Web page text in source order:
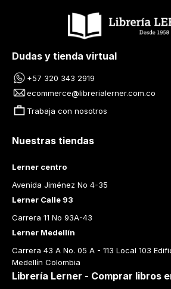
Dudas y tienda virtual
+57 320 343 2919
ecommerce@librerialerner.com.co
Trabaja con nosotros
Nuestras tiendas
Lerner centro
Avenida Jiménez No 4-35
Lerner Calle 93
Carrera 11 No 93A-43
Lerner Medellín
Carrera 43 A No. 05 A - 113 Local 103
Medellín Colombia
Librería Lerner - Comprar libros